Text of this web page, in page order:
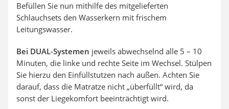
Befüllen Sie nun mithilfe des mitgelieferten
Schlauchsets den Wasserkern mit frischem
Leitungswasser.
Bei DUAL-Systemen jeweils abwechselnd alle 5 – 10
Minuten, die linke und rechte Seite im Wechsel. Stülpen
Sie hierzu den Einfüllstutzen nach außen. Achten Sie
darauf, dass die Matratze nicht „überfüllt“ wird, da
sonst der Liegekomfort beeinträchtigt wird.